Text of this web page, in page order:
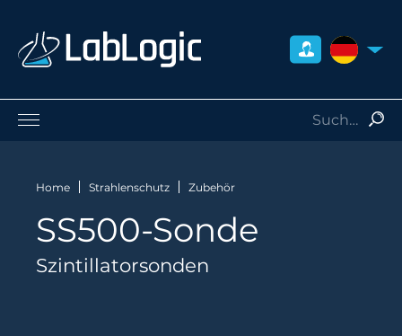
Nuklearmedizin
Dienstleistungen
Kontakt
Home Strahlenschutz Zubehör
SS500-Sonde
Szintillatorsonden